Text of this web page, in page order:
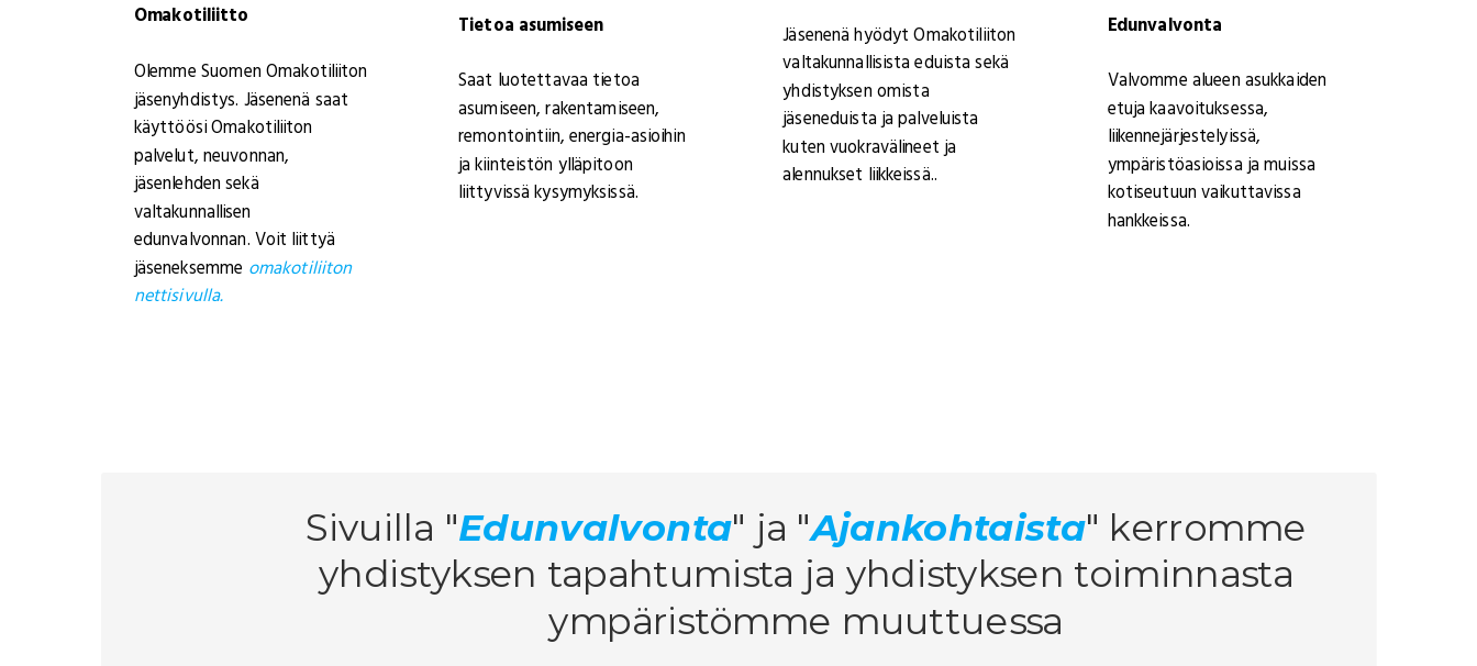
Omakotiliitto
Olemme Suomen Omakotiliiton
jäsenyhdistys. Jäsenenä saat
käyttöösi Omakotiliiton
palvelut, neuvonnan,
jäsenlehden sekä
valtakunnallisen
edunvalvonnan. Voit liittyä
jäseneksemme omakotiliiton
nettisivulla.
Tietoa asumiseen
Saat luotettavaa tietoa
asumiseen, rakentamiseen,
remontointiin, energia-asioihin
ja kiinteistön ylläpitoon
liittyvissä kysymyksissä.
Jäsenenä hyödyt Omakotiliiton
valtakunnallisista eduista sekä
yhdistyksen omista
jäseneduista ja palveluista
kuten vuokravälineet ja
alennukset liikkeissä..
Edunvalvonta
Valvomme alueen asukkaiden
etuja kaavoituksessa,
liikennejärjestelyissä,
ympäristöasioissa ja muissa
kotiseutuun vaikuttavissa
hankkeissa.
Sivuilla "Edunvalvonta" ja "Ajankohtaista" kerromme
yhdistyksen tapahtumista ja yhdistyksen toiminnasta
ympäristömme muuttuessa